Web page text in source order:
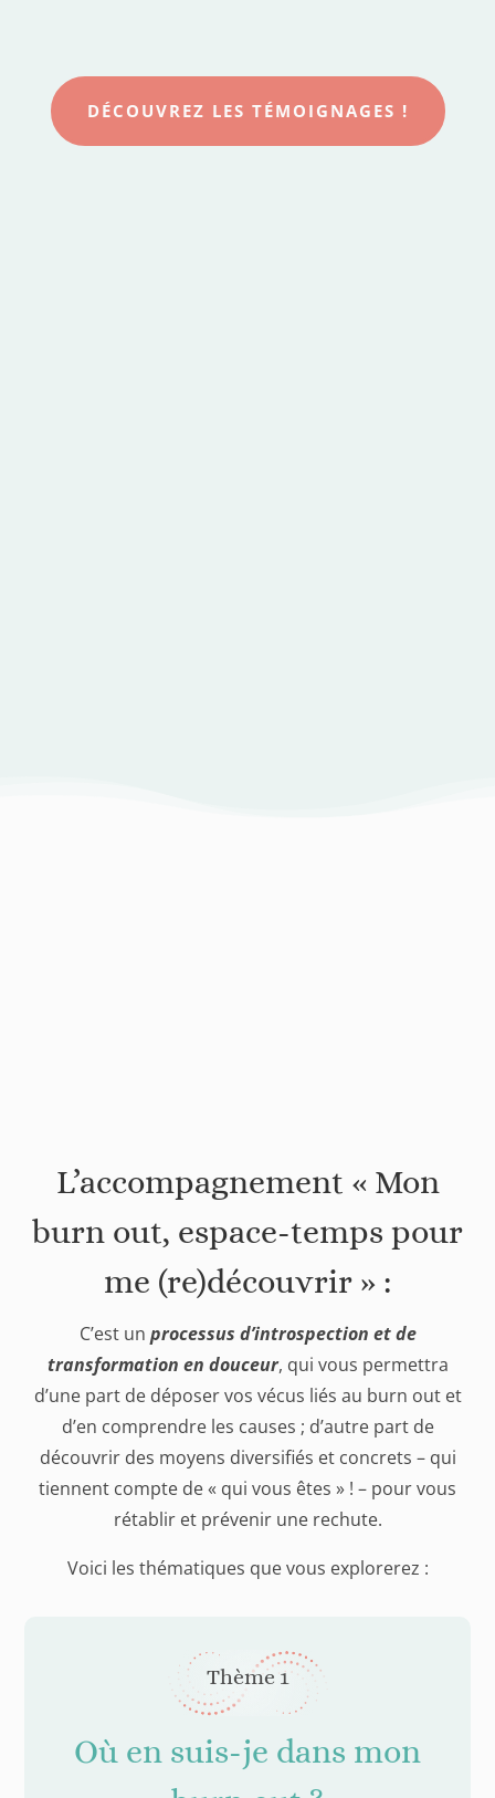
DÉCOUVREZ LES TÉMOIGNAGES !
L’accompagnement « Mon
burn out, espace-temps pour
me (re)découvrir » :
C’est un processus d’introspection et de
transformation en douceur, qui vous permettra
d’une part de déposer vos vécus liés au burn out et
d’en comprendre les causes ; d’autre part de
découvrir des moyens diversifiés et concrets – qui
tiennent compte de « qui vous êtes » ! – pour vous
rétablir et prévenir une rechute.
Voici les thématiques que vous explorerez :
Thème 1
Où en suis-je dans mon